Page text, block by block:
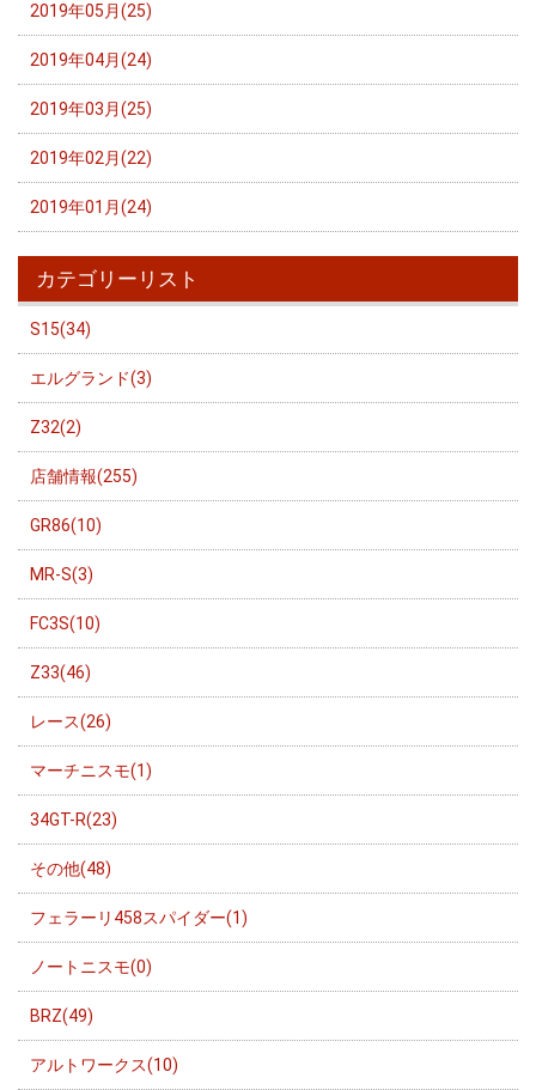
2019年05月(25)
2019年04月(24)
2019年03月(25)
2019年02月(22)
2019年01月(24)
カテゴリーリスト
S15(34)
エルグランド(3)
Z32(2)
店舗情報(255)
GR86(10)
MR-S(3)
FC3S(10)
Z33(46)
レース(26)
マーチニスモ(1)
34GT-R(23)
その他(48)
フェラーリ458スパイダー(1)
ノートニスモ(0)
BRZ(49)
アルトワークス(10)